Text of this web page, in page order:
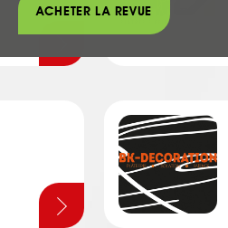
ACHETER LA REVUE